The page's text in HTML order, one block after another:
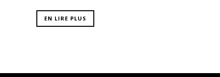
EN LIRE PLUS